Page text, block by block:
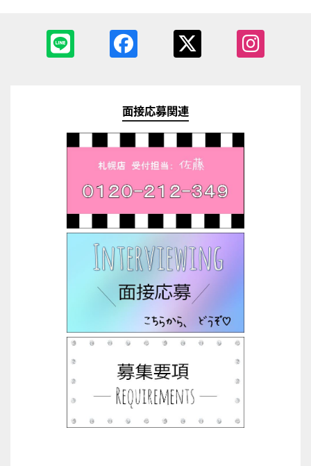
面接応募関連